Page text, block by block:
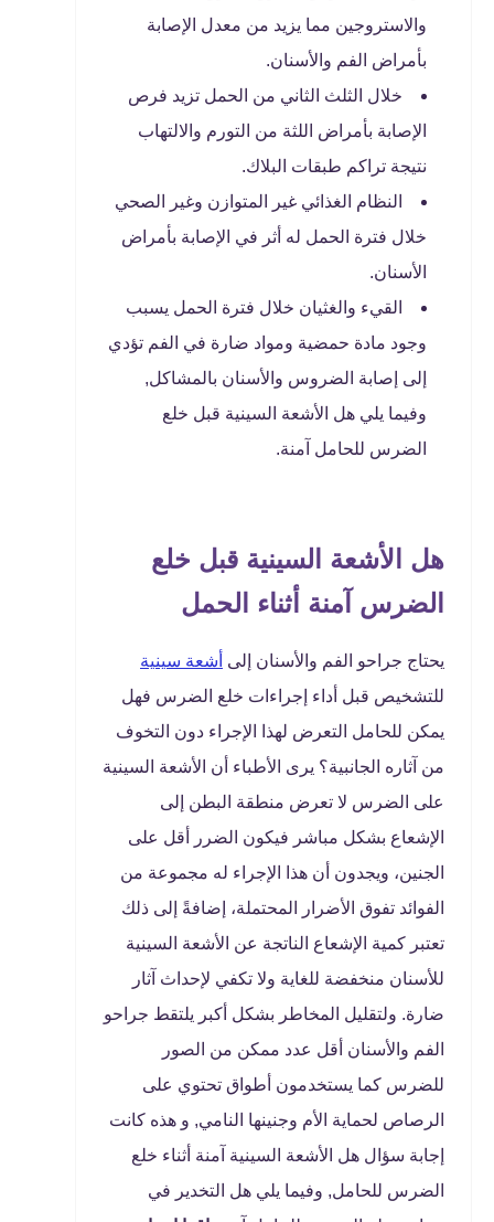
والاستروجين مما يزيد من معدل الإصابة
بأمراض الفم والأسنان.
خلال الثلث الثاني من الحمل تزيد فرص
الإصابة بأمراض اللثة من التورم والالتهاب
نتيجة تراكم طبقات البلاك.
النظام الغذائي غير المتوازن وغير الصحي
خلال فترة الحمل له أثر في الإصابة بأمراض
الأسنان.
القيء والغثيان خلال فترة الحمل يسبب
وجود مادة حمضية ومواد ضارة في الفم تؤدي
إلى إصابة الضروس والأسنان بالمشاكل,
وفيما يلي هل الأشعة السينية قبل خلع
الضرس للحامل آمنة.
هل الأشعة السينية قبل خلع
الضرس آمنة أثناء الحمل
يحتاج جراحو الفم والأسنان إلى أشعة سينية
للتشخيص قبل أداء إجراءات خلع الضرس فهل
يمكن للحامل التعرض لهذا الإجراء دون التخوف
من آثاره الجانبية؟ يرى الأطباء أن الأشعة السينية
على الضرس لا تعرض منطقة البطن إلى
الإشعاع بشكل مباشر فيكون الضرر أقل على
الجنين، ويجدون أن هذا الإجراء له مجموعة من
الفوائد تفوق الأضرار المحتملة، إضافةً إلى ذلك
تعتبر كمية الإشعاع الناتجة عن الأشعة السينية
للأسنان منخفضة للغاية ولا تكفي لإحداث آثار
ضارة. ولتقليل المخاطر بشكل أكبر يلتقط جراحو
الفم والأسنان أقل عدد ممكن من الصور
للضرس كما يستخدمون أطواق تحتوي على
الرصاص لحماية الأم وجنينها النامي, و هذه كانت
إجابة سؤال هل الأشعة السينية آمنة أثناء خلع
الضرس للحامل, وفيما يلي هل التخدير في